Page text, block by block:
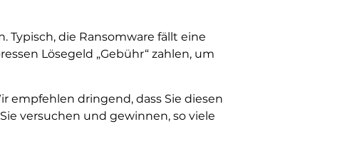
Typisch, die Ransomware fällt eine
Lösegeld „Gebühr“ zahlen, um
empfehlen dringend, dass Sie diesen
versuchen und gewinnen, so viele